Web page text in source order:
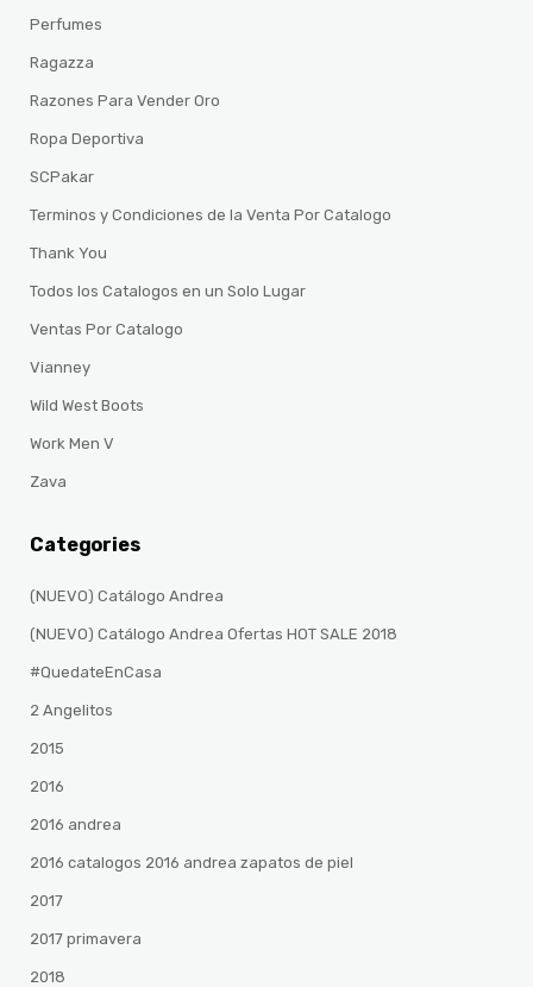
Perfumes
Ragazza
Razones Para Vender Oro
Ropa Deportiva
SCPakar
Terminos y Condiciones de la Venta Por Catalogo
Thank You
Todos los Catalogos en un Solo Lugar
Ventas Por Catalogo
Vianney
Wild West Boots
Work Men V
Zava
Categories
(NUEVO) Catálogo Andrea
(NUEVO) Catálogo Andrea Ofertas HOT SALE 2018
#QuedateEnCasa
2 Angelitos
2015
2016
2016 andrea
2016 catalogos 2016 andrea zapatos de piel
2017
2017 primavera
2018